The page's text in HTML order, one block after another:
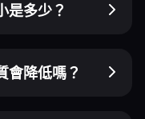
是多少？
會降低嗎？